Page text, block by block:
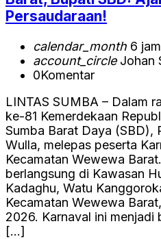
Persaudaraan!
calendar_month 6
account_circleJohan
0Komentar
LINTAS SUMBA – Dalam
ke-81 Kemerdekaan
Sumba Barat Daya (SBD),
Wulla, melepas peserta
Kecamatan Wewewa
berlangsung di Kawasan
Kadaghu, Watu
Kecamatan Wewewa
2026. Karnaval ini menjadi
[…]